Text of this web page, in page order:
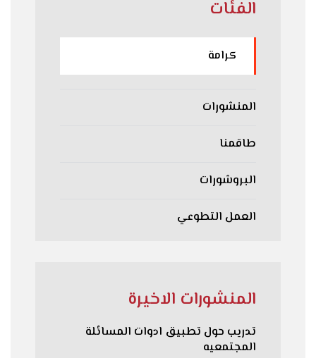
الفئات
كرامة
المنشورات
طاقمنا
البروشورات
العمل التطوعي
المنشورات الاخيرة
تدريب حول تطبيق ادوات المسائلة
المجتمعيه